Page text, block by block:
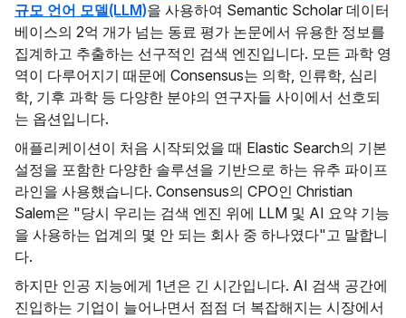
규모 언어 모델(LLM)을 사용하여 Semantic Scholar 데이터
베이스의 2억 개가 넘는 동료 평가 논문에서 유용한 정보를
집계하고 추출하는 선구적인 검색 엔진입니다. 모든 과학 영
역이 다루어지기 때문에 Consensus는 의학, 인류학, 심리
학, 기후 과학 등 다양한 분야의 연구자들 사이에서 선호되
는 옵션입니다.
애플리케이션이 처음 시작되었을 때 Elastic Search의 기본
설정을 포함한 다양한 솔루션을 기반으로 하는 유추 파이프
라인을 사용했습니다. Consensus의 CPO인 Christian
Salem은 "당시 우리는 검색 엔진 위에 LLM 및 AI 요약 기능
을 사용하는 업계의 몇 안 되는 회사 중 하나였다"고 말합니
다.
하지만 인공 지능에게 1년은 긴 시간입니다. AI 검색 공간에
진입하는 기업이 늘어나면서 점점 더 복잡해지는 시장에서